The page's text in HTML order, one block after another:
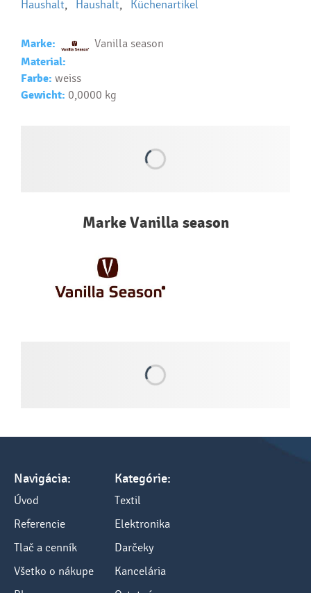
Ako realizujete potlač na reklamné premedy?
Ako si vybrať správny predmet?
Text...
Haushalt Haushalt Küchenartikel
Marke: Vanilla season
Material:
Farbe: weiss
Gewicht: 0,0000 kg
Marke Vanilla season
Navigácia:
Úvod
Referencie
Tlač a cenník
Všetko o nákupe
Kategórie:
Textil
Elektronika
Darčeky
Kancelária